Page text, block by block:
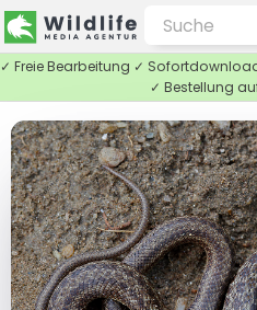
✓ Freie Bearbeitung ✓
✓ Bestellung